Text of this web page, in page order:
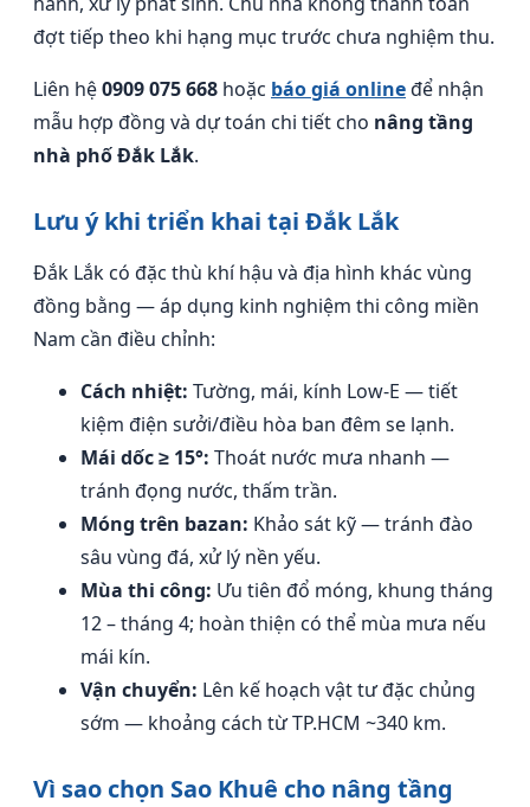
đợt tiếp theo khi hạng mục trước chưa nghiệm thu.
Liên hệ0909 075 668 hoặc báo giá onlineđể nhận
mẫu hợp đồng và dự toán chi tiết cho nâng tầng
nhà phố Đắk Lắk.
Lưu ý khi triển khai tại Đắk Lắk
Đắk Lắk có đặc thù khí hậu và địa hình khác vùng
đồng bằng — áp dụng kinh nghiệm thi công miền
Nam cần điều chỉnh:
Cách nhiệt: Tường, mái, kính Low-E — tiết
kiệm điện sưởi/điều hòa ban đêm se lạnh.
Mái dốc ≥ 15°: Thoát nước mưa nhanh —
tránh đọng nước, thấm trần.
Móng trên bazan: Khảo sát kỹ — tránh đào
sâu vùng đá, xử lý nền yếu.
Mùa thi công: Ưu tiên đổ móng, khung tháng
12 – tháng 4; hoàn thiện có thể mùa mưa nếu
mái kín.
Vận chuyển: Lên kế hoạch vật tư đặc chủng
sớm — khoảng cách từ TP.HCM ~340 km.
Vì sao chọn Sao Khuê cho nâng tầng